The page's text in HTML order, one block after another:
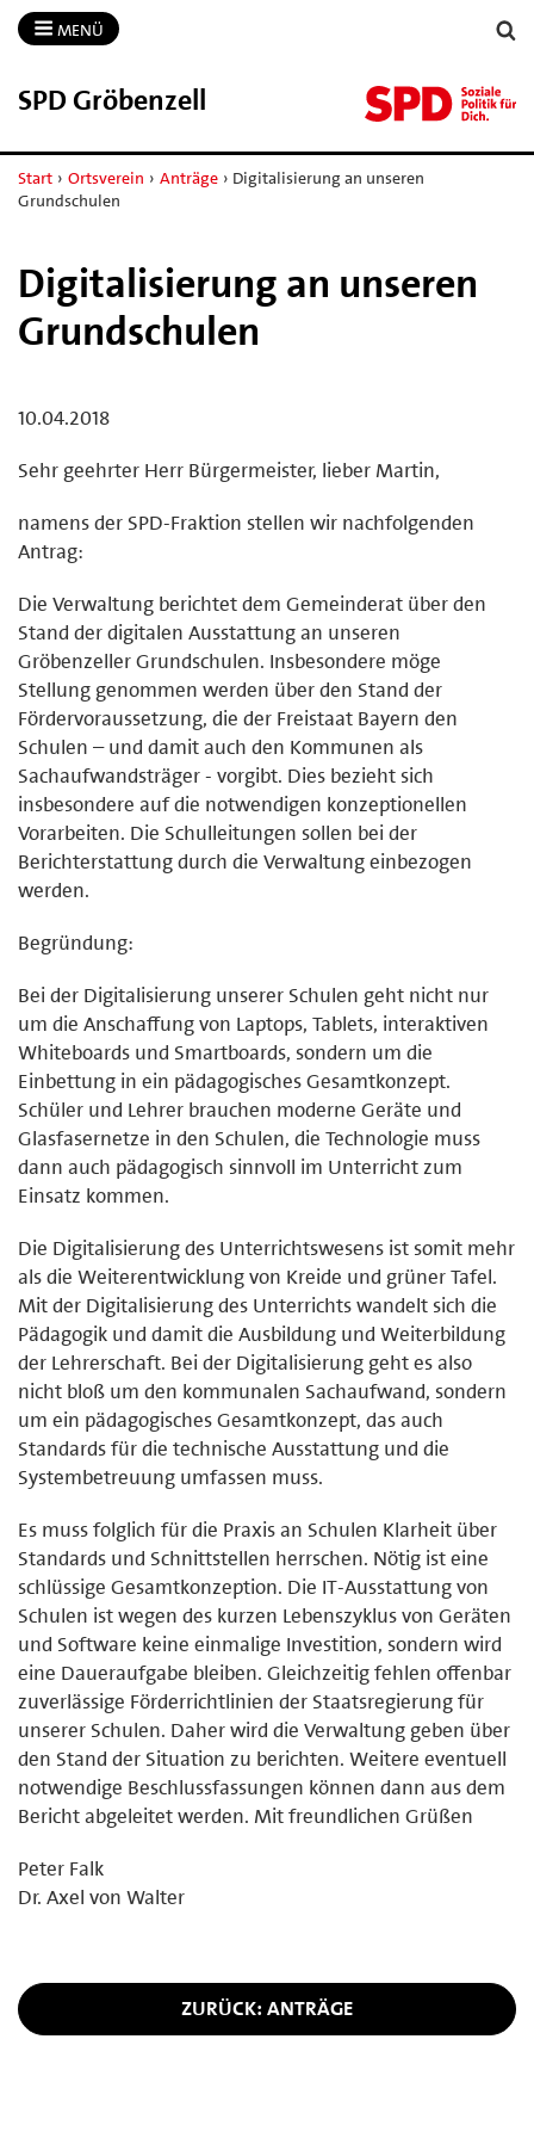
MENÜ
SPD Gröbenzell
Start › Ortsverein › Anträge › Digitalisierung an unseren
Grundschulen
Digitalisierung an unseren
Grundschulen
10.04.2018
Sehr geehrter Herr Bürgermeister, lieber Martin,
namens der SPD-Fraktion stellen wir nachfolgenden
Antrag:
Die Verwaltung berichtet dem Gemeinderat über den
Stand der digitalen Ausstattung an unseren
Gröbenzeller Grundschulen. Insbesondere möge
Stellung genommen werden über den Stand der
Fördervoraussetzung, die der Freistaat Bayern den
Schulen – und damit auch den Kommunen als
Sachaufwandsträger - vorgibt. Dies bezieht sich
insbesondere auf die notwendigen konzeptionellen
Vorarbeiten. Die Schulleitungen sollen bei der
Berichterstattung durch die Verwaltung einbezogen
werden.
Begründung:
Bei der Digitalisierung unserer Schulen geht nicht nur
um die Anschaffung von Laptops, Tablets, interaktiven
Whiteboards und Smartboards, sondern um die
Einbettung in ein pädagogisches Gesamtkonzept.
Schüler und Lehrer brauchen moderne Geräte und
Glasfasernetze in den Schulen, die Technologie muss
dann auch pädagogisch sinnvoll im Unterricht zum
Einsatz kommen.
Die Digitalisierung des Unterrichtswesens ist somit mehr
als die Weiterentwicklung von Kreide und grüner Tafel.
Mit der Digitalisierung des Unterrichts wandelt sich die
Pädagogik und damit die Ausbildung und Weiterbildung
der Lehrerschaft. Bei der Digitalisierung geht es also
nicht bloß um den kommunalen Sachaufwand, sondern
um ein pädagogisches Gesamtkonzept, das auch
Standards für die technische Ausstattung und die
Systembetreuung umfassen muss.
Es muss folglich für die Praxis an Schulen Klarheit über
Standards und Schnittstellen herrschen. Nötig ist eine
schlüssige Gesamtkonzeption. Die IT-Ausstattung von
Schulen ist wegen des kurzen Lebenszyklus von Geräten
und Software keine einmalige Investition, sondern wird
eine Daueraufgabe bleiben. Gleichzeitig fehlen offenbar
zuverlässige Förderrichtlinien der Staatsregierung für
unserer Schulen. Daher wird die Verwaltung geben über
den Stand der Situation zu berichten. Weitere eventuell
notwendige Beschlussfassungen können dann aus dem
Bericht abgeleitet werden. Mit freundlichen Grüßen
Peter Falk
Dr. Axel von Walter
ZURÜCK: ANTRÄGE